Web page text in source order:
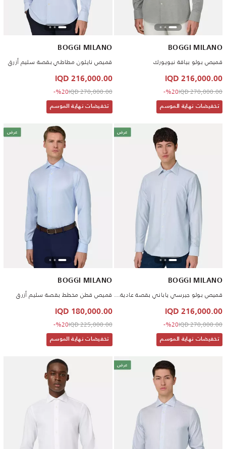
BOGGI MILANO
قميص بولو بياقة نيويورك
216,000.00 IQD
Price reduced from
270,000.00 IQD
to 216,000.00 IQD
%20-
تخفيضات نهاية الموسم
BOGGI MILANO
قميص نايلون مطاطي بقصة سليم أزرق
216,000.00 IQD
Price reduced from
270,000.00 IQD
to 216,000.00 IQD
%20-
تخفيضات نهاية الموسم
BOGGI MILANO
قميص بولو جيرسي ياباني بقصة عادية أزرق
216,000.00 IQD
Price reduced from
270,000.00 IQD
to 216,000.00 IQD
%20-
تخفيضات نهاية الموسم
BOGGI MILANO
قميص قطن مخطط بقصة سليم أزرق
180,000.00 IQD
Price reduced from
225,000.00 IQD
to 180,000.00 IQD
%20-
تخفيضات نهاية الموسم